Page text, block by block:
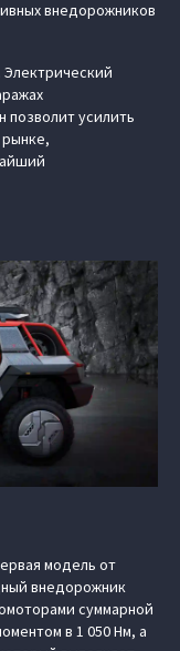
внедорожников
Электрический
позволит усилить
рынке,
модель от
внедорожник
суммарной
в 1 050 Нм, а